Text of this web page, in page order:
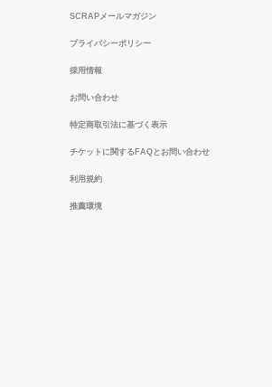
SCRAPメールマガジン
プライバシーポリシー
採用情報
お問い合わせ
特定商取引法に基づく表示
チケットに関するFAQとお問い合わせ
利用規約
推薦環境